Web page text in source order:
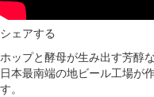
シェアする
ホップと酵母が生み出す芳醇
日本最南端の地ビール工場が
す。